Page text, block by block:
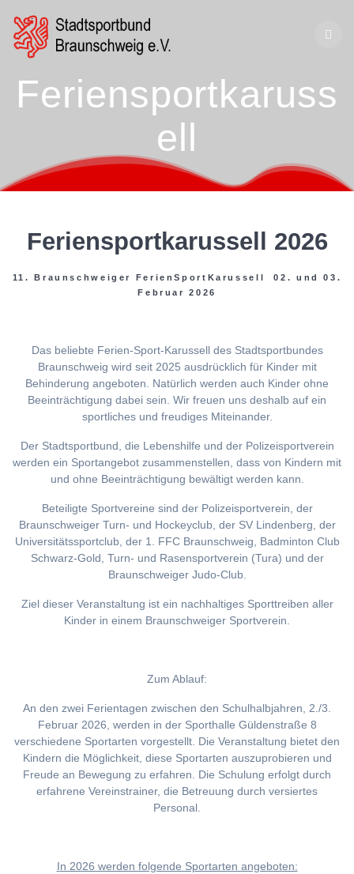
Feriensportkaruss
ell
Feriensportkarussell 2026
11. Braunschweiger FerienSportKarussell 02. und 03.
Februar 2026
Das beliebte Ferien-Sport-Karussell des Stadtsportbundes
Braunschweig wird seit 2025 ausdrücklich für Kinder mit
Behinderung angeboten. Natürlich werden auch Kinder ohne
Beeinträchtigung dabei sein. Wir freuen uns deshalb auf ein
sportliches und freudiges Miteinander.
Der Stadtsportbund, die Lebenshilfe und der Polizeisportverein
werden ein Sportangebot zusammenstellen, dass von Kindern mit
und ohne Beeinträchtigung bewältigt werden kann.
Beteiligte Sportvereine sind der Polizeisportverein, der
Braunschweiger Turn- und Hockeyclub, der SV Lindenberg, der
Universitätssportclub, der 1. FFC Braunschweig, Badminton Club
Schwarz-Gold, Turn- und Rasensportverein (Tura) und der
Braunschweiger Judo-Club.
Ziel dieser Veranstaltung ist ein nachhaltiges Sporttreiben aller
Kinder in einem Braunschweiger Sportverein.
Zum Ablauf:
An den zwei Ferientagen zwischen den Schulhalbjahren, 2./3.
Februar 2026, werden in der Sporthalle Güldenstraße 8
verschiedene Sportarten vorgestellt. Die Veranstaltung bietet den
Kindern die Möglichkeit, diese Sportarten auszuprobieren und
Freude an Bewegung zu erfahren. Die Schulung erfolgt durch
erfahrene Vereinstrainer, die Betreuung durch versiertes
Personal.
In 2026 werden folgende Sportarten angeboten: